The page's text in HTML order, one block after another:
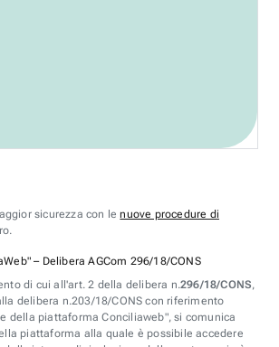
sicurezza con lenuove procedure di
– Delibera AGCom 296/18/CONS
di cui all'art. 2 della delibera n.296/18/CONS,
delibera n.203/18/CONS con riferimento
della piattaforma Conciliaweb", si comunica
piattaforma alla quale è possibile accedere